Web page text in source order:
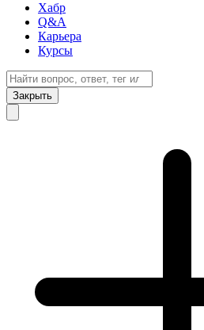
Хабр
Q&A
Карьера
Курсы
Закрыть